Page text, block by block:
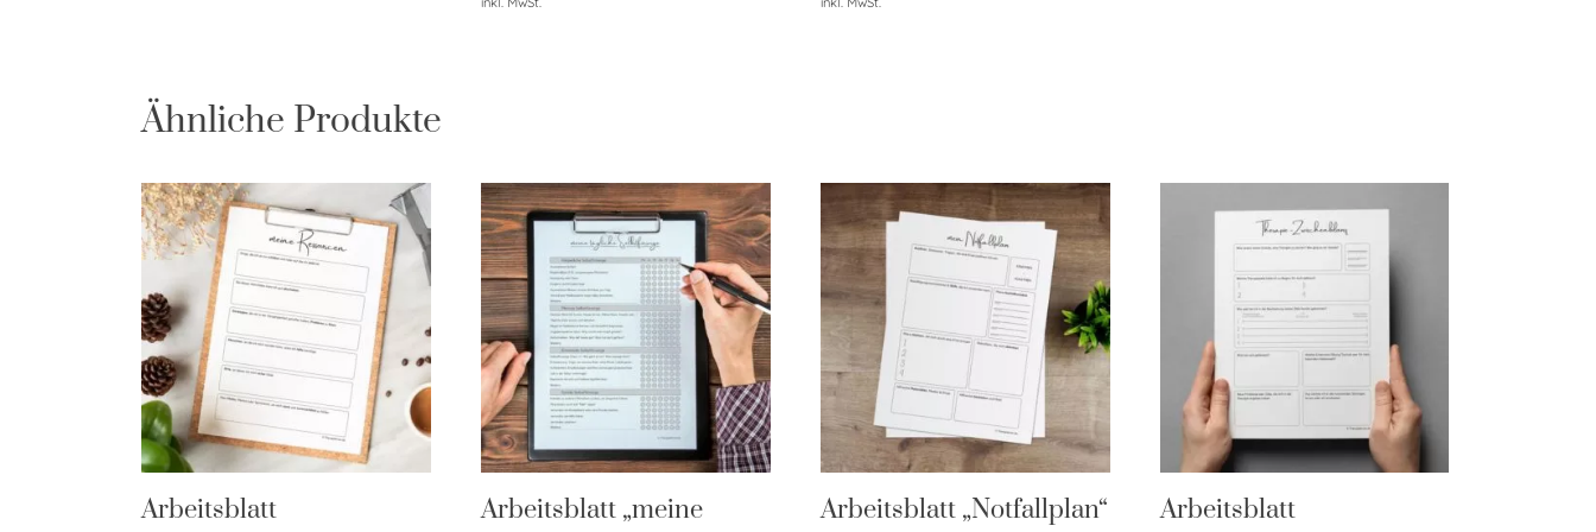
Ähnliche Produkte
Arbeitsblatt
Arbeitsblatt „meine
Arbeitsblatt „Notfallplan“
Arbeitsblatt